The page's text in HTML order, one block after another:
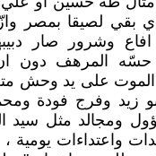
بقي لصيقا بمصر
وشرور صار
حسّه المرهف دون
الموت على يد وحش
زيد وفرج فودة
ومجالد مثل سيد
واعتداءات يومية